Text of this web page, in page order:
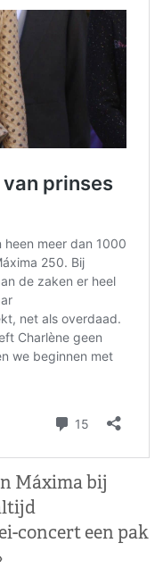
Máxima bij
concert een pak